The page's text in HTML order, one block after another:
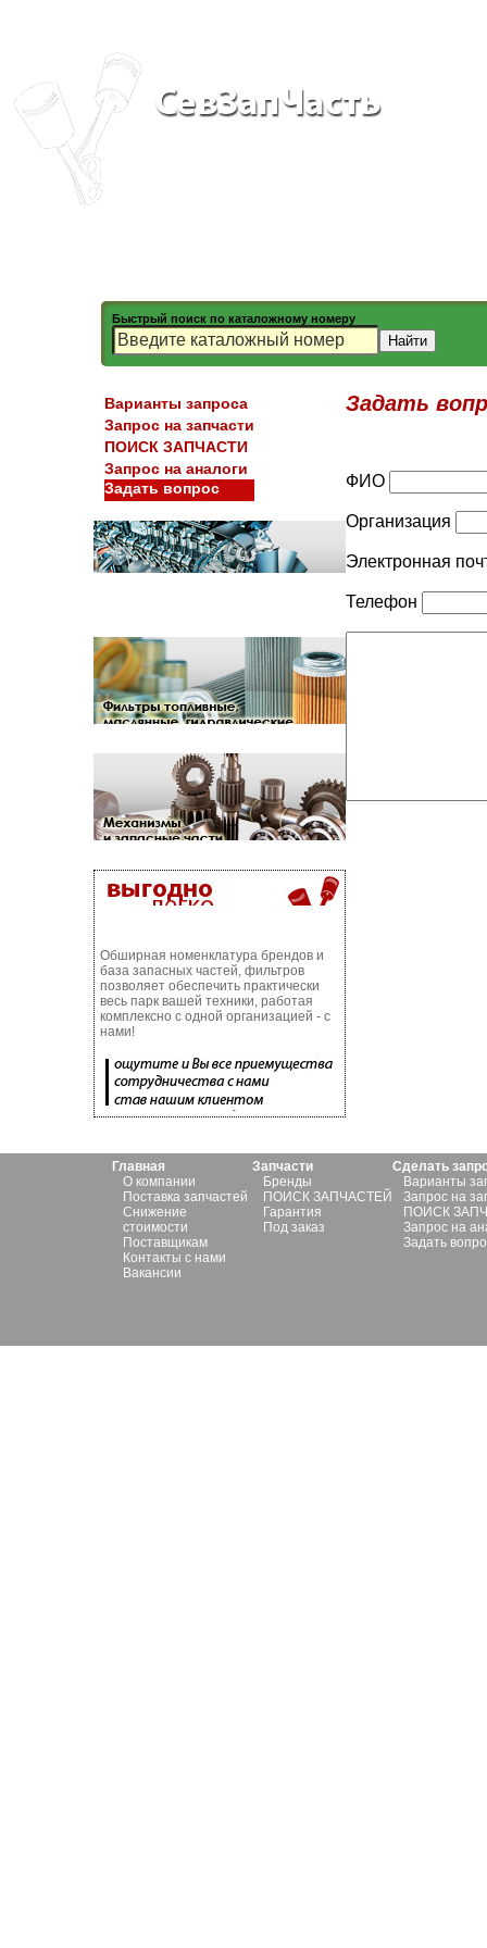
Быстрый поиск по каталожному номеру
Варианты запроса
Запрос на запчасти
ПОИСК ЗАПЧАСТИ
Запрос на аналоги
Задать вопрос
Обширная номенклатура брендов и
база запасных частей, фильтров
позволяет обеспечить практически
весь парк вашей техники, работая
комплексно с одной организацией - с
нами!
Задать
ФИО
Организация
Электронная
Телефон
Главная
О компании
Поставка запчастей
Снижение
стоимости
Поставщикам
Контакты с нами
Вакансии
Запчасти
Бренды
ПОИСК ЗАПЧАСТЕЙ
Гарантия
Под заказ
Сделать
Варианты
Запрос на
ПОИСК
Запрос на
Задать